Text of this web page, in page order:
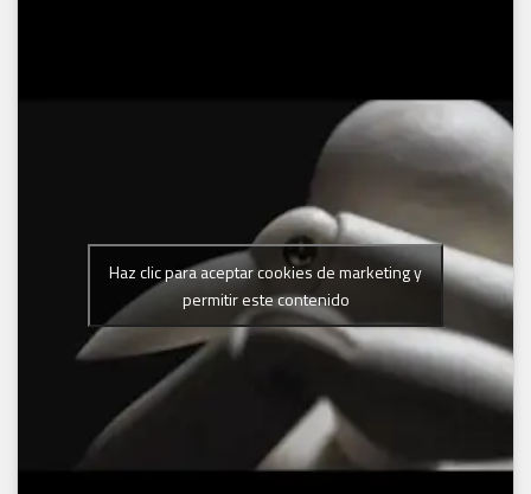
Haz clic para aceptar cookies de marketing y
permitir este contenido